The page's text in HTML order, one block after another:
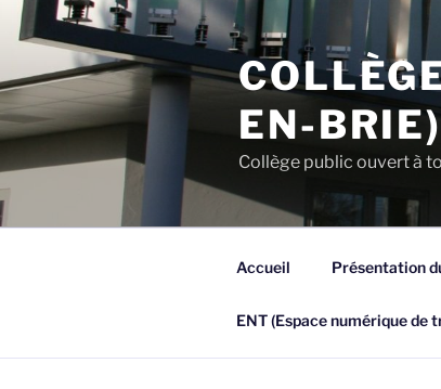
Aller
principal
EN-BRIE)
Collège public ouvert à
Accueil Présentation
ENT (Espace numérique de